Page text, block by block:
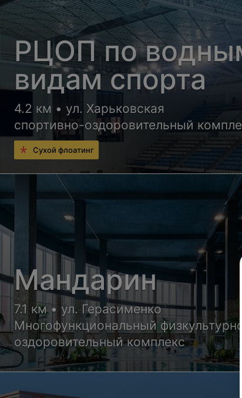
РЦОП по
видам спорта
4.2 км • ул. Харьковская
спортивно-оздоровительный
Сухой флоатинг
Мандарин
7.1 км • ул. Герасименко
Многофункциональный
оздоровительный комплекс